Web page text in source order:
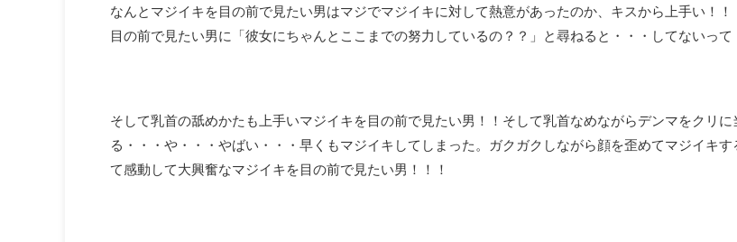
なんとマジイキを目の前で見たい男はマジでマジイキに対して熱意があったのか、キスから上手い！！
目の前で見たい男に「彼女にちゃんとここまでの努力しているの？？」と尋ねると・・・してないって
そして乳首の舐めかたも上手いマジイキを目の前で見たい男！！そして乳首なめながらデンマをクリに
る・・・や・・・やばい・・・早くもマジイキしてしまった。ガクガクしながら顔を歪めてマジイキす
て感動して大興奮なマジイキを目の前で見たい男！！！